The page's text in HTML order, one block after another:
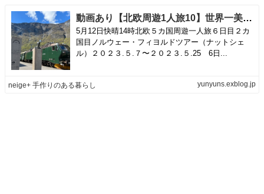
動画あり【北欧周遊1人旅10】世界一美しい車窓「フロム鉄道」フィヨルドツアーもクライマックス（フロム〜オスロ編） | neige+ 手作りのある暮らし
5月12日快晴14時北欧５カ国周遊一人旅６日目２カ
国目ノルウェー・フィヨルドツアー（ナットシェ
ル）２０２３.５.７〜２０２３.５.25 6日...
neige+ 手作りのある暮らし yunyuns.exblog.jp